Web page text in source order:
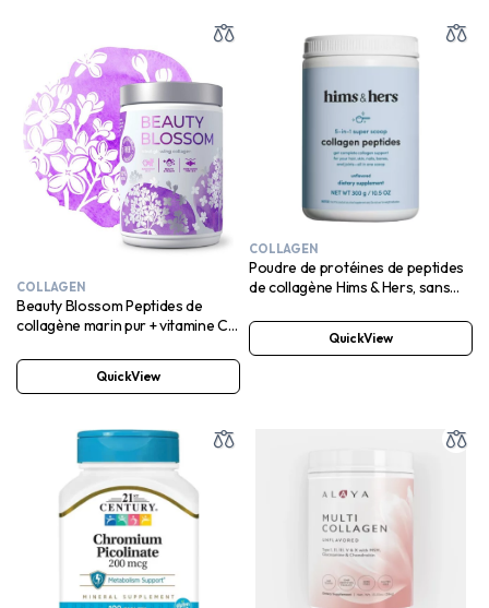
COLLAGEN
Beauty Blossom Peptides de
collagène marin pur + vitamine C,
portions SANS SUCRE AJOUTÉ
Arôme mûre lilasQuickView
COLLAGEN
Poudre de protéines de peptides
de collagène Hims & Hers, sans
QuickView